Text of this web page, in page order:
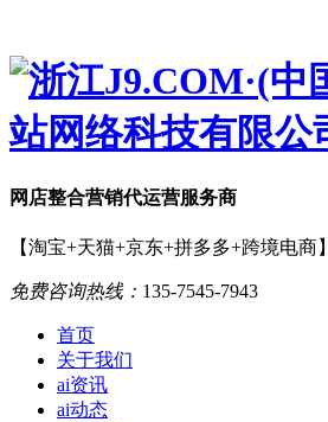
网店整合营销代运营服务商
【淘宝+天猫+京东+拼多多+跨境电商】
免费咨询热线： 135-7545-7943
首页
关于我们
ai资讯
ai动态